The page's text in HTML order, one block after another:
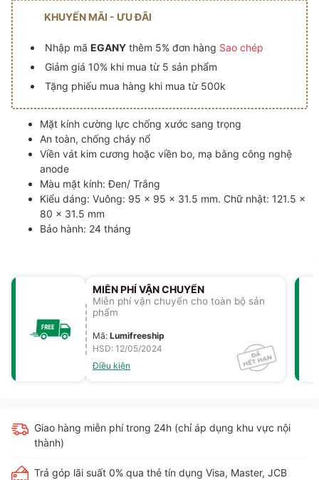
KHUYẾN MÃI - ƯU ĐÃI
Nhập mã EGANYthêm 5% đơn hàng Sao chép
Giảm giá 10% khi mua từ 5 sản phẩm
Tặng phiếu mua hàng khi mua từ 500k
Mặt kính cường lực chống xước sang trọng
An toàn, chống cháy nổ
Viền vát kim cương hoặc viền bo, mạ bằng công nghệ
anode
Màu mặt kính: Đen/ Trắng
Kiểu dáng: Vuông: 95 x 95 x 31.5 mm. Chữ nhật: 121.5 x
80 x 31.5 mm
Bảo hành: 24 tháng
MIỄN PHÍ VẬN CHUYỂN
Miễn phí vận chuyển cho toàn bộ sản
phẩm
Mã: Lumifreeship
HSD: 12/05/2024
Điều kiện
Giao hàng miễn phí trong 24h (chỉ áp dụng khu vực nội
thành)
Trả góp lãi suất 0% qua thẻ tín dụng Visa, Master, JCB